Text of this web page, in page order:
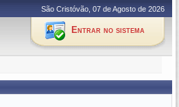
São Cristóvão, 07 de Agosto de 2026
Entrar no sistema